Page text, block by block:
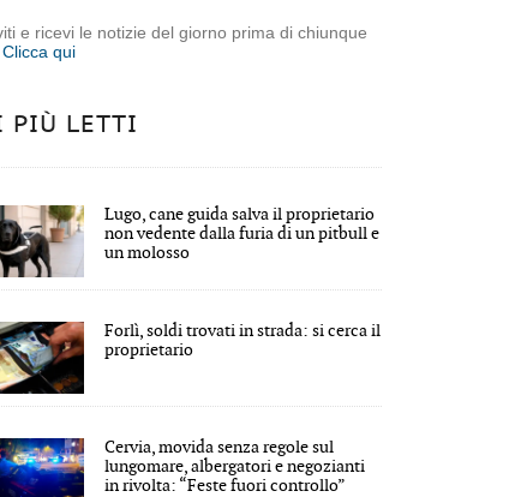
e ricevi le notizie del giorno prima di chiunque
Clicca qui
PIÙ LETTI
Lugo, cane guida salva il proprietario
non vedente dalla furia di un pitbull e
un molosso
Forlì, soldi trovati in strada: si cerca il
proprietario
Cervia, movida senza regole sul
lungomare, albergatori e negozianti
in rivolta: “Feste fuori controllo”